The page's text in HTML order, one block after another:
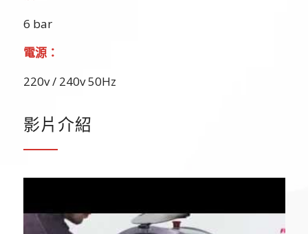
6 bar
電源：
220v / 240v 50Hz
影片介紹